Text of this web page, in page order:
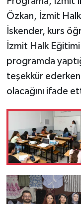
Özkan, İzmit
İskender, kurs
İzmit Halk
programda
teşekkür
olacağını ifade